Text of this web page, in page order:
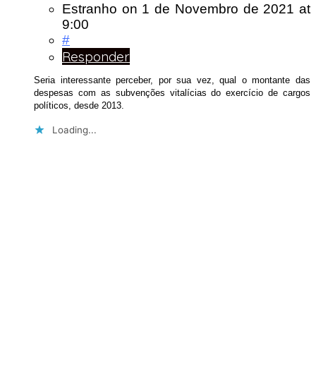
Estranho on 1 de Novembro de 2021at
9:00
#
Responder
Seria interessante perceber, por sua vez, qual o montante das
despesas com as subvenções vitalícias do exercício de cargos
políticos, desde 2013.
Loading...